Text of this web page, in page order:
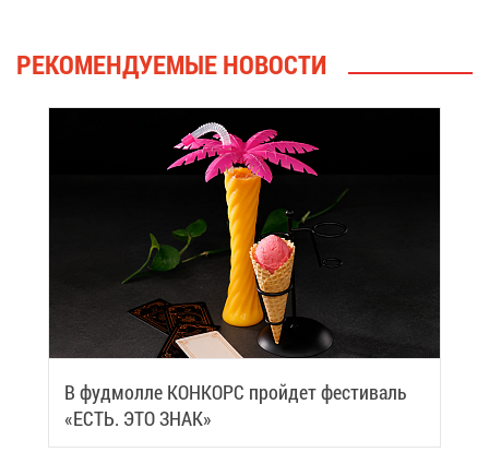
РЕ­КО­МЕН­ДУ­Е­МЫЕ НО­ВО­СТИ
В фуд­мол­ле КОН­КОРС прой­дет фе­сти­валь
«ЕСТЬ. ЭТО ЗНАК»